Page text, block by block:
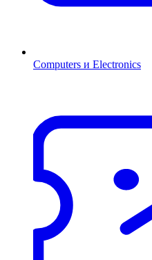
Computers и Electronics